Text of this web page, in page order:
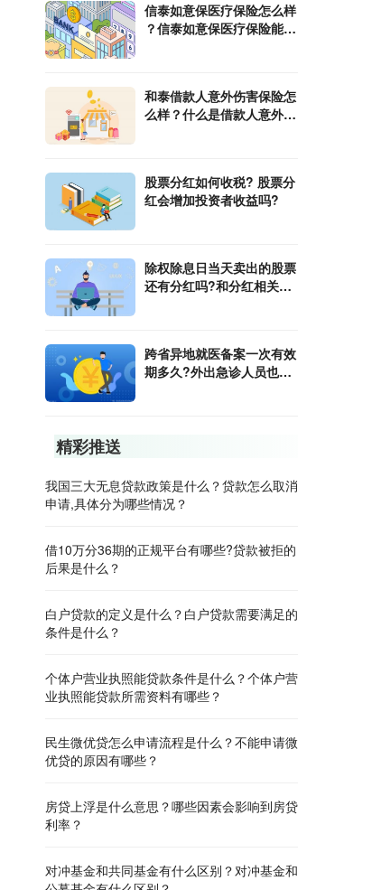
信泰如意保医疗保险怎么样
？信泰如意保医疗保险能报
和泰借款人意外伤害保险怎
么样？什么是借款人意外伤
股票分红如何收税? 股票分
红会增加投资者收益吗?
除权除息日当天卖出的股票
还有分红吗?和分红相关的
跨省异地就医备案一次有效
期多久?外出急诊人员也需
精彩推送
我国三大无息贷款政策是什么？贷款怎么取消
申请,具体分为哪些情况？
借10万分36期的正规平台有哪些?贷款被拒的
后果是什么？
白户贷款的定义是什么？白户贷款需要满足的
条件是什么？
个体户营业执照能贷款条件是什么？个体户营
业执照能贷款所需资料有哪些？
民生微优贷怎么申请流程是什么？不能申请微
优贷的原因有哪些？
房贷上浮是什么意思？哪些因素会影响到房贷
利率？
对冲基金和共同基金有什么区别？对冲基金和